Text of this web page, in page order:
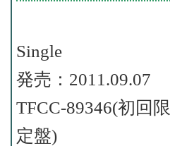
Single
発売：2011.09.07
TFCC-89346(初回限
定盤)